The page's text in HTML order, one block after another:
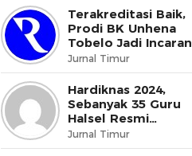
Terakreditasi Baik,
Prodi BK Unhena
Tobelo Jadi Incaran
Mahasiswa Baru
Jurnal Timur
Hardiknas 2024,
Sebanyak 35 Guru
Halsel Resmi
dikukuhkan menjadi
Guru Penggerak
Jurnal Timur